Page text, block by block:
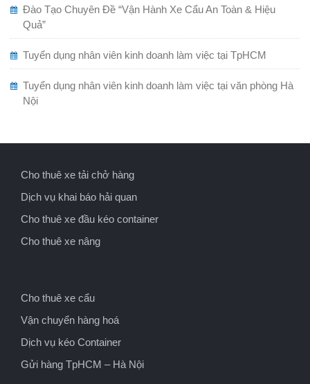
Đào Tạo Chuyên Đề “Vận Hành Xe Cẩu An Toàn & Hiệu
Quả”
Tuyển dụng nhân viên kinh doanh làm việc tại TpHCM
Tuyển dụng nhân viên kinh doanh làm việc tại văn phòng Hà
Nội
Cho thuê xe tải chở hàng
Dịch vụ khai báo hải quan
Cho thuê xe đầu kéo container
Cho thuê xe nâng
Cho thuê xe cẩu
Vận chuyển hàng hoá
Dịch vụ kéo Container
Gửi hàng TpHCM – Hà Nội